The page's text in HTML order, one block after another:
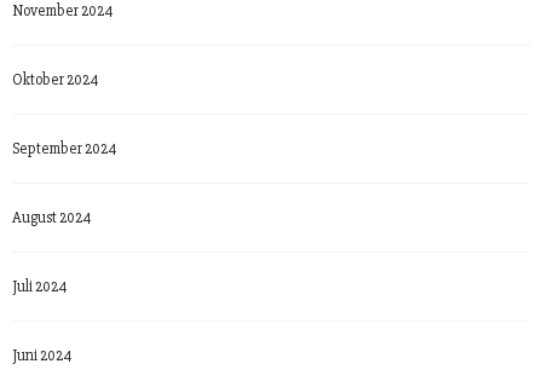
November 2024
Oktober 2024
September 2024
August 2024
Juli 2024
Juni 2024